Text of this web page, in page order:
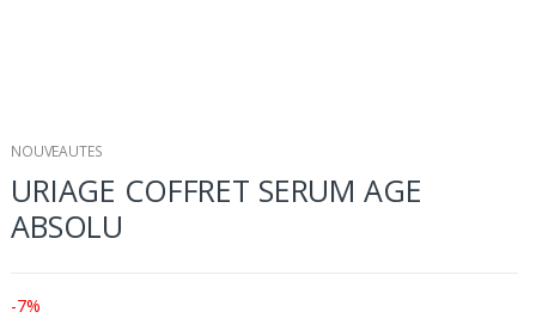
NOUVEAUTES
URIAGE COFFRET SERUM AGE
ABSOLU
-7%